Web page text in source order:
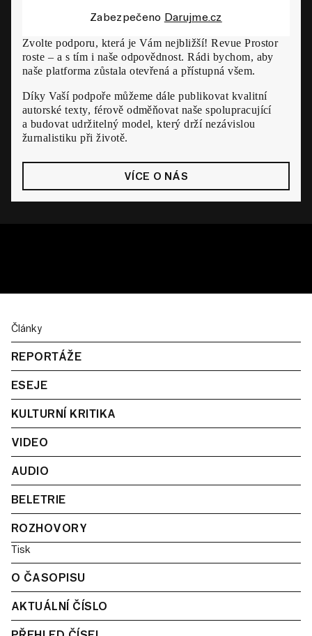
Zvolte podporu, která je Vám nejbližší! Revue Prostor
roste – a s tím i naše odpovědnost. Rádi bychom, aby
naše platforma zůstala otevřená a přístupná všem.
Díky Vaší podpoře můžeme dále publikovat kvalitní
autorské texty, férově odměňovat naše spolupracující
a budovat udržitelný model, který drží nezávislou
žurnalistiku při životě.
VÍCE O NÁS
Zabezpečeno Darujme.cz
Články
REPORTÁŽE
ESEJE
KULTURNÍ KRITIKA
VIDEO
AUDIO
BELETRIE
ROZHOVORY
Tisk
O ČASOPISU
AKTUÁLNÍ ČÍSLO